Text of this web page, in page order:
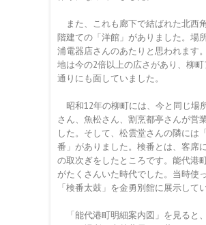
また、これも廊下で結ばれた北西
階建ての「洋館」がありました。場
浦電器店さんのあたりと思われます
地は今の2倍以上の広さがあり、柳町
通りにも面していました。
昭和12年の柳町には、今と同じ場
さん、魚松さん、割烹都亭さんが営
した。そして、松雲堂さんの隣には
番」がありました。検番とは、客席
の取次ぎをしたところです。能代港
がたくさんいた時代でした。当時使
「検番太鼓」を金勇別館に展示して
「能代港町明細案内図」を見ると